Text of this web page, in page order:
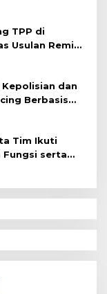
TPP di
Usulan Remisi
dan
Berbasis
Tim Ikuti
Fungsi serta
Terbuka